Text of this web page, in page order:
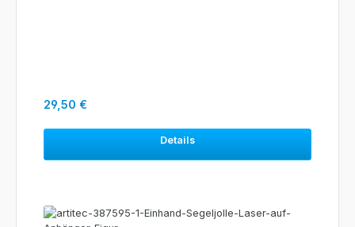
Regulärer Preis:
29,50 €
Details